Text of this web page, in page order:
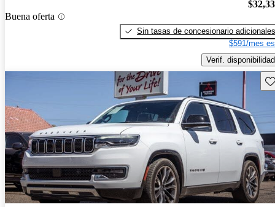
Buena oferta
Sin tasas de concesionario adicionales
$591/mes
Verif. disponibilidad